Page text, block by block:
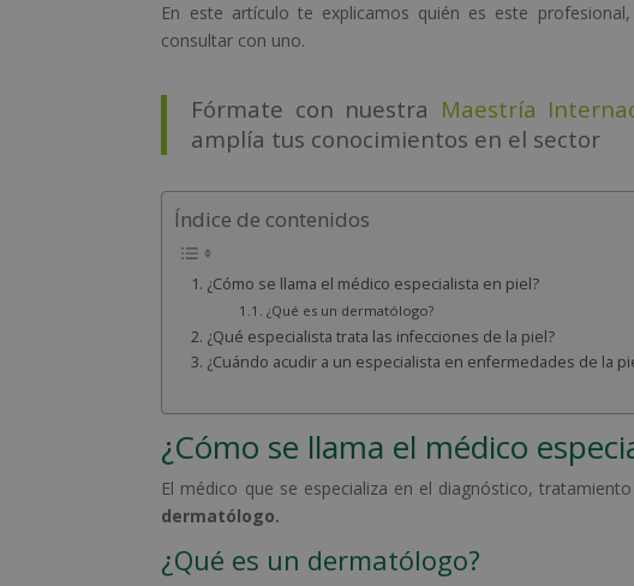
En este artículo te explicamos quién es este
consultar con uno.
Fórmate con nuestra Maestría
amplía tus conocimientos en el sector
Índice de contenidos
¿Cómo se llama el médico especialista en piel?
¿Qué es un dermatólogo?
¿Qué especialista trata las infecciones de la piel?
¿Cuándo acudir a un especialista en enfermedades de la
¿Cómo se llama el médico
El médico que se especializa en el diagnóstico,
dermatólogo.
¿Qué es un dermatólogo?